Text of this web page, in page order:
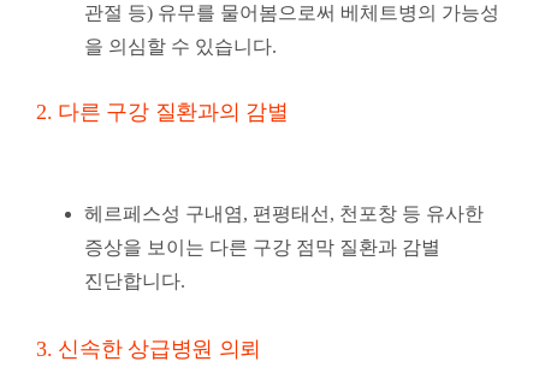
관절 등) 유무를 물어봄으로써 베체트병의 가능성
을 의심할 수 있습니다.
2. 다른 구강 질환과의 감별
헤르페스성 구내염, 편평태선, 천포창 등 유사한
증상을 보이는 다른 구강 점막 질환과 감별
진단합니다.
3. 신속한 상급병원 의뢰